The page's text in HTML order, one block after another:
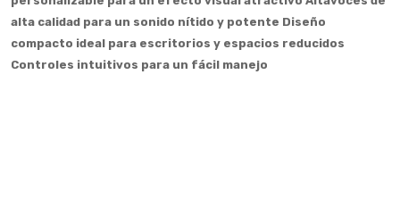
alta calidad para un sonido nítido y potente Diseño
compacto ideal para escritorios y espacios reducidos
Controles intuitivos para un fácil manejo